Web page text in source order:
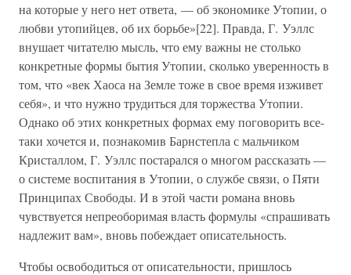
на которые у него нет ответа, — об экономике Утопии, о
любви утопийцев, об их борьбе»[22]. Правда, Г. Уэллс
внушает читателю мысль, что ему важны не столько
конкретные формы бытия Утопии, сколько уверенность в
том, что «век Хаоса на Земле тоже в свое время изживет
себя», и что нужно трудиться для торжества Утопии.
Однако об этих конкретных формах ему поговорить все-
таки хочется и, познакомив Барнстепла с мальчиком
Кристаллом, Г. Уэллс постарался о многом рассказать —
о системе воспитания в Утопии, о службе связи, о Пяти
Принципах Свободы. И в этой части романа вновь
чувствуется непреоборимая власть формулы «спрашивать
надлежит вам», вновь побеждает описательность.
Чтобы освободиться от описательности, пришлось